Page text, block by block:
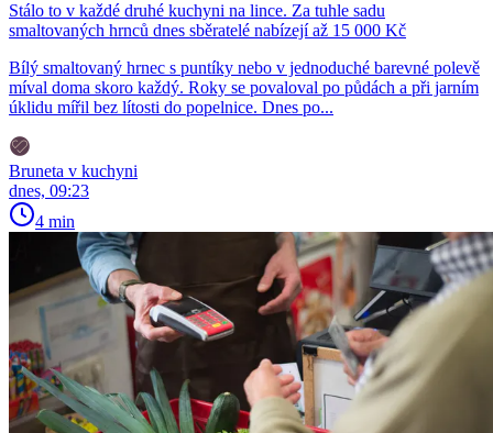
Stálo to v každé druhé kuchyni na lince. Za tuhle sadu
smaltovaných hrnců dnes sběratelé nabízejí až 15 000 Kč
Bílý smaltovaný hrnec s puntíky nebo v jednoduché barevné polevě
míval doma skoro každý. Roky se povaloval po půdách a při jarním
úklidu mířil bez lítosti do popelnice. Dnes po...
Bruneta v kuchyni
dnes, 09:23
4 min